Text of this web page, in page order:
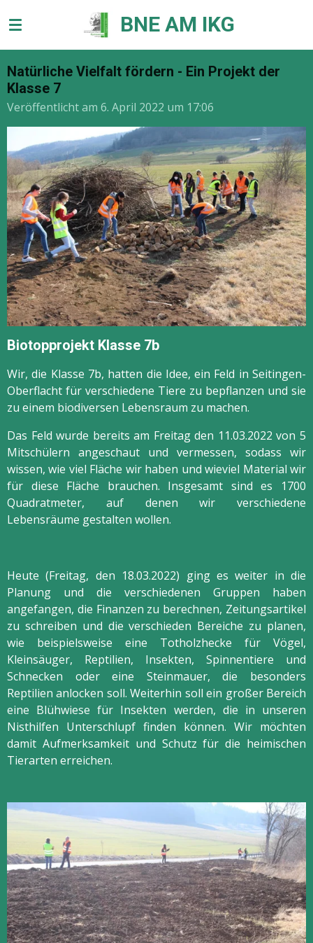
Hauptinhalt
springen
BNE AM IKG
Natürliche Vielfalt fördern - Ein Projekt der
Klasse 7
Veröffentlicht am 6. April 2022 um 17:06
Biotopprojekt Klasse 7b
Wir, die Klasse 7b, hatten die Idee, ein Feld in Seitingen-
Oberflacht für verschiedene Tiere zu bepflanzen und sie
zu einem biodiversen Lebensraum zu machen.
Das Feld wurde bereits am Freitag den 11.03.2022 von 5
Mitschülern angeschaut und vermessen, sodass wir
wissen, wie viel Fläche wir haben und wieviel Material wir
für diese Fläche brauchen. Insgesamt sind es 1700
Quadratmeter, auf denen wir verschiedene
Lebensräume gestalten wollen.
Heute (Freitag, den 18.03.2022) ging es weiter in die
Planung und die verschiedenen Gruppen haben
angefangen, die Finanzen zu berechnen, Zeitungsartikel
zu schreiben und die verschieden Bereiche zu planen,
wie beispielsweise eine Totholzhecke für Vögel,
Kleinsäuger, Reptilien, Insekten, Spinnentiere und
Schnecken oder eine Steinmauer, die besonders
Reptilien anlocken soll. Weiterhin soll ein großer Bereich
eine Blühwiese für Insekten werden, die in unseren
Nisthilfen Unterschlupf finden können. Wir möchten
damit Aufmerksamkeit und Schutz für die heimischen
Tierarten erreichen.